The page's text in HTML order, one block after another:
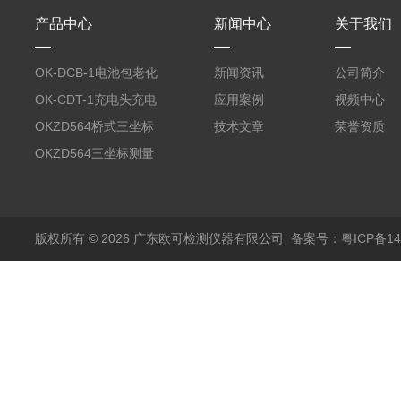
产品中心
OK-DCB-1电池包老化
测试系统
OK-CDT-1充电头充电
宝测试系统
OKZD564桥式三坐标
测量仪
OKZD564三坐标测量
新闻中心
新闻资讯
应用案例
技术文章
关于我们
公司简介
视频中心
荣誉资质
版权所有 © 2026 广东欧可检测仪器有限公司 备案号：粤ICP备